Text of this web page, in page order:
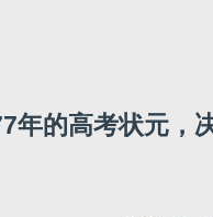
年的高考状元，